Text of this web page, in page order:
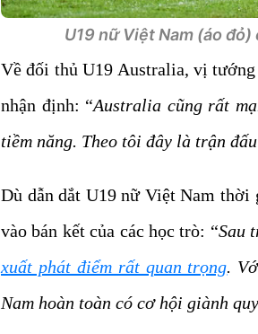
U19 nữ Việt Nam (áo
Về đối thủ U19 Australia, vị
nhận định: “Australia cũng rất
tiềm năng. Theo tôi đây là trận
Dù dẫn dắt U19 nữ Việt Nam
vào bán kết của các học trò: “Sau
xuất phát điểm rất quan trọng.
Nam hoàn toàn có cơ hội giành